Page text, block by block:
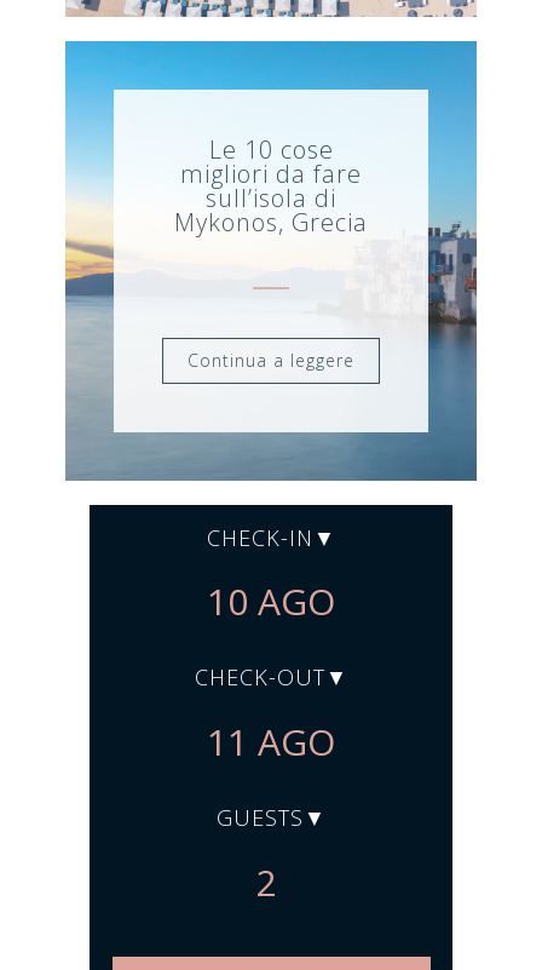
Le 10 cose
migliori da fare
sull’isola di
Mykonos, Grecia
Continua a leggere
CHECK-IN
CHECK-OUT
GUESTS